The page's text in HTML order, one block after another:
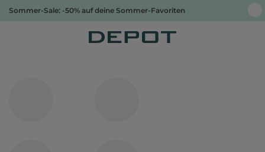
Sommer-Sale: -50% auf deine Sommer-Favoriten